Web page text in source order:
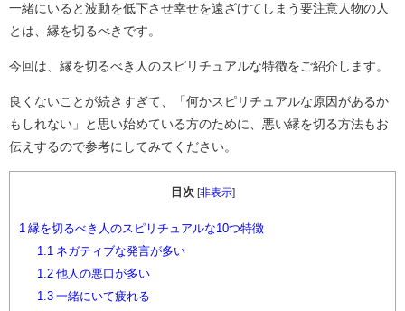
一緒にいると波動を低下させ幸せを遠ざけてしまう要注意人物の人
とは、縁を切るべきです。
今回は、縁を切るべき人のスピリチュアルな特徴をご紹介します。
良くないことが続きすぎて、「何かスピリチュアルな原因があるか
もしれない」と思い始めている方のために、悪い縁を切る方法もお
伝えするので参考にしてみてください。
目次 非表示]
1 縁を切るべき人のスピリチュアルな10つ特徴
1.1 ネガティブな発言が多い
1.2他人の悪口が多い
1.3一緒にいて疲れる